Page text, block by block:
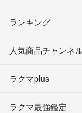
ランキング
人気商品チャンネ
ラクマplus
ラクマ最強鑑定